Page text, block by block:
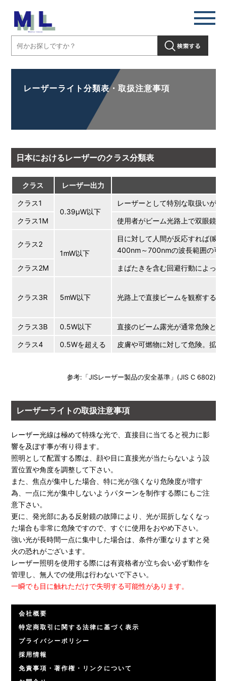
レーザーライト分類表・取扱注意事項
日本におけるレーザーのクラス分類表
クラス レーザー出力
クラス1
0.39μW以下
レーザーとして特別な取扱いが
クラス1M 使用者がビーム光路上で双眼鏡
クラス2
1mW以下
目に対して人間が反応すれば(瞬
400nm～700nmの波長範囲の可
クラス2M まばたきを含む回避行動によっ
クラス3R 5mW以下 光路上で直接ビームを観察する
クラス3B 0.5W以下 直接のビーム露光が通常危険と
クラス4 0.5Wを超える 皮膚や可燃物に対して危険。拡
参考:「JISレーザー製品の安全基準」(JIS C 6802)
レーザーライトの取扱注意事項
レーザー光線は極めて特殊な光で、直接目に当てると視力に影
響を及ぼす事が有り得ます。
照明として配置する際は、顔や目に直接光が当たらないよう設
置位置や角度を調整して下さい。
また、焦点が集中した場合、特に光が強くなり危険度が増す
為、一点に光が集中しないようパターンを制作する際にもご注
意下さい。
更に、発光部にある反射鏡の故障により、光が屈折しなくなっ
た場合も非常に危険ですので、すぐに使用をおやめ下さい。
強い光が長時間一点に集中した場合は、条件が重なりますと発
火の恐れがございます。
レーザー照明を使用する際には有資格者が立ち会い必ず動作を
管理し、無人での使用は行わないで下さい。
一瞬でも目に触れただけで失明する可能性があります。
会社概要
特定商取引に関する法律に基づく表示
プライバシーポリシー
採用情報
免責事項・著作権・リンクについて